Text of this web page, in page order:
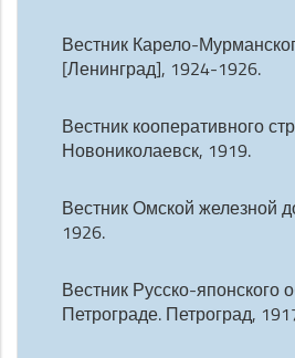
Вестник Карело-
[Ленинград], 1924-1926.
Вестник кооперативного
Новониколаевск, 1919.
Вестник Омской железной
1926.
Вестник Русско-японского
Петрограде. Петроград,